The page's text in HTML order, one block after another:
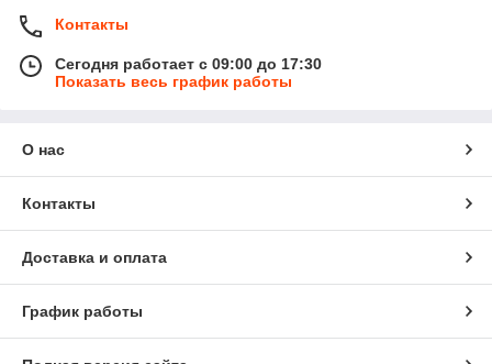
Контакты
Сегодня работает с 09:00 до 17:30
Показать весь график работы
О нас
Контакты
Доставка и оплата
График работы